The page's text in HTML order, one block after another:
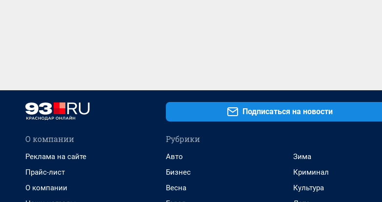
Подписаться на новости
О компании
Реклама на сайте
Прайс-лист
О компании
Рубрики
Авто
Бизнес
Весна
Зима
Криминал
Культура